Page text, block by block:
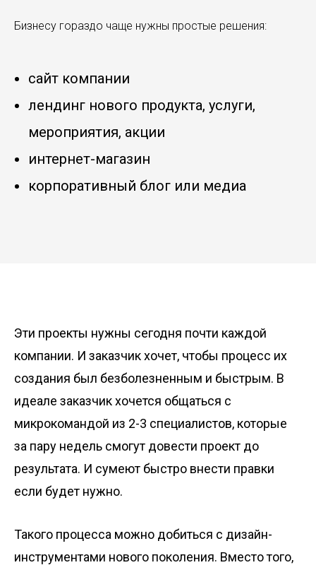
Бизнесу гораздо чаще нужны простые решения:
сайт компании
лендинг нового продукта, услуги,
мероприятия, акции
интернет-магазин
корпоративный блог или медиа
Эти проекты нужны сегодня почти каждой
компании. И заказчик хочет, чтобы процесс их
создания был безболезненным и быстрым. В
идеале заказчик хочется общаться с
микрокомандой из 2-3 специалистов, которые
за пару недель смогут довести проект до
результата. И сумеют быстро внести правки
если будет нужно.
Такого процесса можно добиться с дизайн-
инструментами нового поколения. Вместо того,